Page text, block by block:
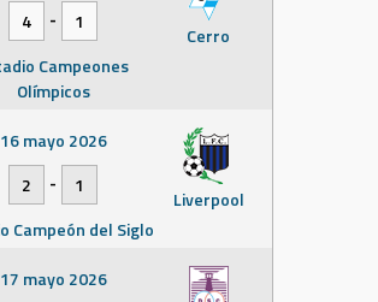
Cerro
4
-
1
Campeones
Olímpicos
Liverpool
16 mayo 2026
2
-
1
Campeón del Siglo
17 mayo 2026